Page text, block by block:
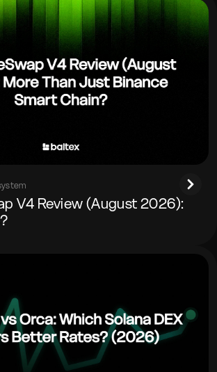
V4 Review (August 2026):